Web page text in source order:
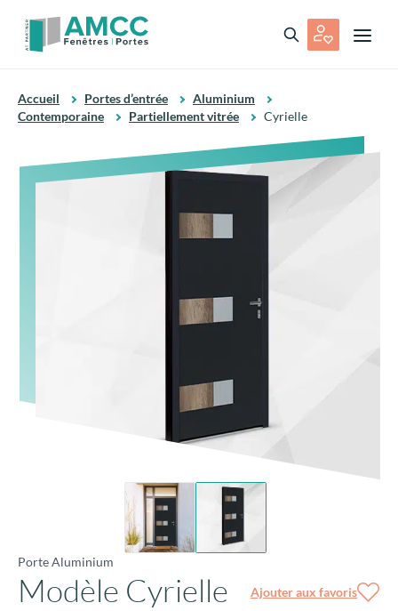
Accueil Portes d’entrée
Aluminium
Contemporaine
Partiellement vitrée Cyrielle
Porte Aluminium
Modèle Cyrielle Ajouter aux favoris